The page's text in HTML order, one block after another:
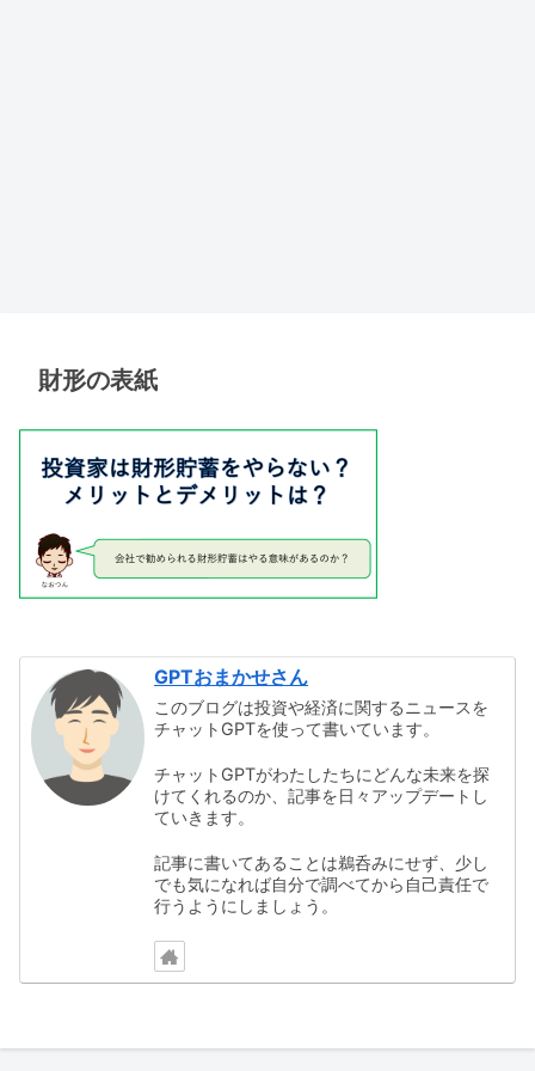
財形の表紙
GPTおまかせさん
このブログは投資や経済に関するニュースを
チャットGPTを使って書いています。
チャットGPTがわたしたちにどんな未来を探
けてくれるのか、記事を日々アップデートし
ていきます。
記事に書いてあることは鵜呑みにせず、少し
でも気になれば自分で調べてから自己責任で
行うようにしましょう。